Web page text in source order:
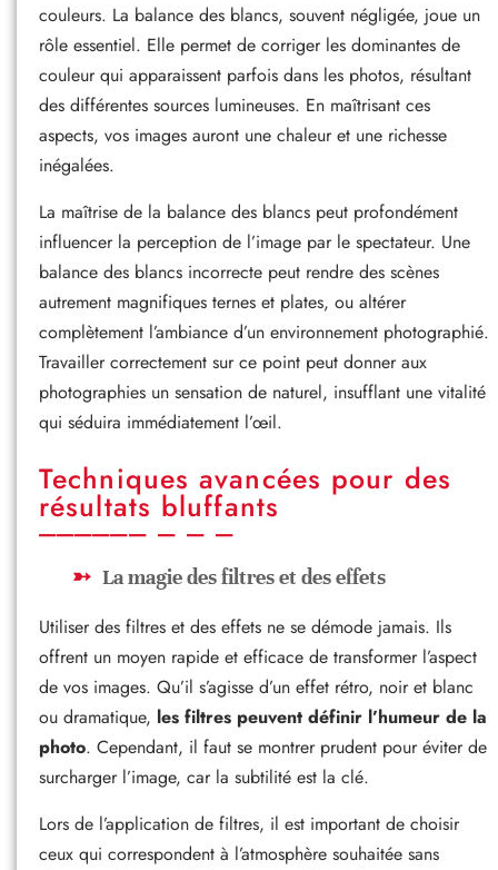
couleurs. La balance des blancs, souvent négligée, joue un
rôle essentiel. Elle permet de corriger les dominantes de
couleur qui apparaissent parfois dans les photos, résultant
des différentes sources lumineuses. En maîtrisant ces
aspects, vos images auront une chaleur et une richesse
inégalées.
La maîtrise de la balance des blancs peut profondément
influencer la perception de l’image par le spectateur. Une
balance des blancs incorrecte peut rendre des scènes
autrement magnifiques ternes et plates, ou altérer
complètement l’ambiance d’un environnement photographié.
Travailler correctement sur ce point peut donner aux
photographies un sensation de naturel, insufflant une vitalité
qui séduira immédiatement l’œil.
Techniques avancées pour des
résultats bluffants
La magie des filtres et des effets
Utiliser des filtres et des effets ne se démode jamais. Ils
offrent un moyen rapide et efficace de transformer l’aspect
de vos images. Qu’il s’agisse d’un effet rétro, noir et blanc
ou dramatique, les filtres peuvent définir l’humeur de la
photo. Cependant, il faut se montrer prudent pour éviter de
surcharger l’image, car la subtilité est la clé.
Lors de l’application de filtres, il est important de choisir
ceux qui correspondent à l’atmosphère souhaitée sans